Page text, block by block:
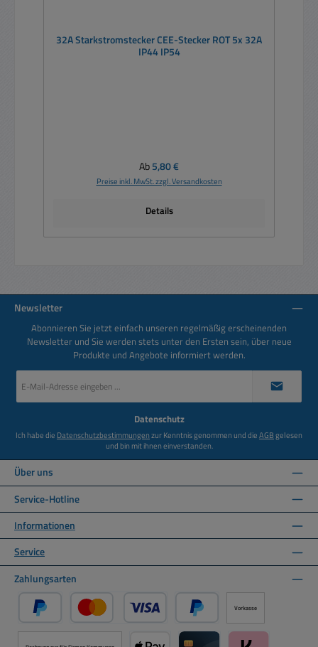
32A Starkstromstecker CEE-Stecker ROT 5x 32A
IP44 IP54
Regulärer Preis:
Ab5,80 €
Preise inkl. MwSt. zzgl. Versandkosten
Details
Newsletter
Abonnieren Sie jetzt einfach unseren regelmäßig erscheinenden
Newsletter und Sie werden stets unter den Ersten sein, über neue
Produkte und Angebote informiert werden.
Mail-
Datenschutz
Ich habe die Datenschutzbestimmungenzur Kenntnis genommen und dieAGBgelesen
und bin mit ihnen einverstanden.
Über uns
Service-Hotline
Informationen
Service
Zahlungsarten
PayPal Kredit- oder Debitkarte über PayPal
Später Bezahlen über PayPal
Vorkasse